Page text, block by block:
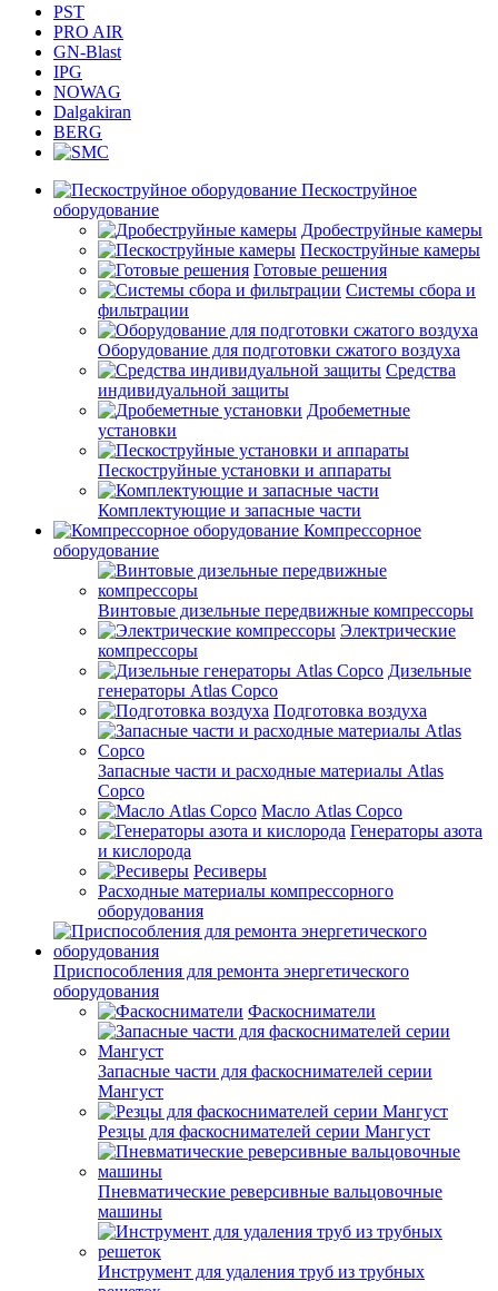
PST
PRO AIR
GN-Blast
IPG
NOWAG
Dalgakiran
BERG
Пескоструйное
оборудование
Дробеструйные камеры
Пескоструйные камеры
Готовые решения
Системы сбора и
фильтрации
Оборудование для подготовки сжатого воздуха
Средства
индивидуальной защиты
Дробеметные
установки
Пескоструйные установки и аппараты
Комплектующие и запасные части
Компрессорное
оборудование
Винтовые дизельные передвижные компрессоры
Электрические
компрессоры
Дизельные
генераторы Atlas Copco
Подготовка воздуха
Запасные части и расходные материалы Atlas
Copco
Масло Atlas Copco
Генераторы азота
и кислорода
Ресиверы
Расходные материалы компрессорного
оборудования
Приспособления для ремонта энергетического
оборудования
Фаскосниматели
Запасные части для фаскоснимателей серии
Мангуст
Резцы для фаскоснимателей серии Мангуст
Пневматические реверсивные вальцовочные
машины
Инструмент для удаления труб из трубных